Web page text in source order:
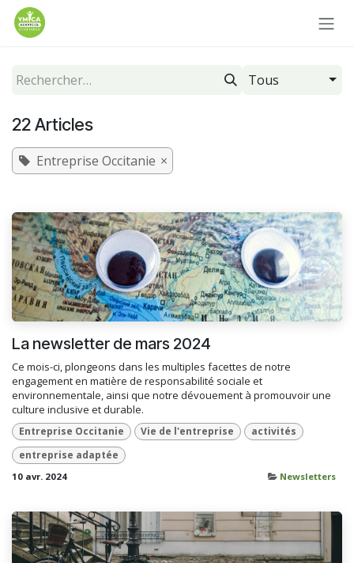
Se rendre au contenu
Tous
22 Articles
Entreprise Occitanie ×
La newsletter de mars 2024
Ce mois-ci, plongeons dans les multiples facettes de notre
engagement en matière de responsabilité sociale et
environnementale, ainsi que notre dévouement à promouvoir une
culture inclusive et durable.
Entreprise Occitanie Vie de l'entreprise
activités
entreprise adaptée
10 avr. 2024 Newsletters